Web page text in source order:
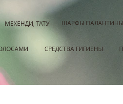
МЕХЕНДИ, ТАТУ ШАРФЫ ПАЛАНТИНЫ
СРЕДСТВА ГИГИЕНЫ